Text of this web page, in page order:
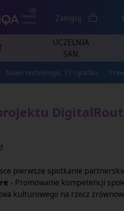
Zaloguj
UCZELNIA
SAN
Nowe technologie, IT i grafika
pierwsze spotkanie
- Promowanie kompetencji
kulturowego na rzecz